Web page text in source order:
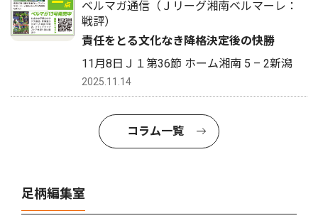
ベルマガ通信（Ｊリーグ湘南ベルマーレ：
戦評）
責任をとる文化なき降格決定後の快勝
11月8日Ｊ１第36節 ホーム湘南 5 – 2新潟
2025.11.14
コラム一覧
足柄編集室